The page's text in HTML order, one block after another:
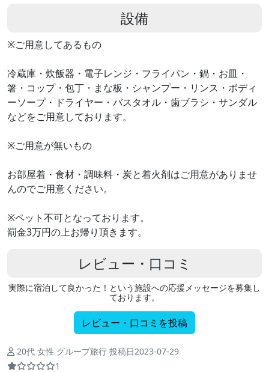
設備
※ご用意してあるもの
冷蔵庫・炊飯器・電子レンジ・フライパン・鍋・お皿・
箸・コップ・包丁・まな板・シャンプー・リンス・ボディ
ーソープ・ドライヤー・バスタオル・歯ブラシ・サンダル
などをご用意しております。
※ご用意が無いもの
お部屋着・食材・調味料・炭と着火剤はご用意がありませ
んのでご用意ください。
※ペット不可となっております。
罰金3万円の上お帰り頂きます。
レビュー・口コミ
実際に宿泊して良かった！という施設への応援メッセージを募集し
ております。
レビュー・口コミを投稿
20代 女性 グループ旅行 投稿日2023-07-29
1